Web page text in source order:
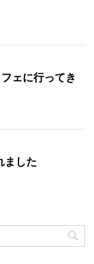
ェに行ってき
ました